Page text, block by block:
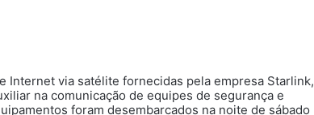
Internet via satélite fornecidas pela empresa Starlink,
na comunicação de equipes de segurança e
foram desembarcados na noite de sábado